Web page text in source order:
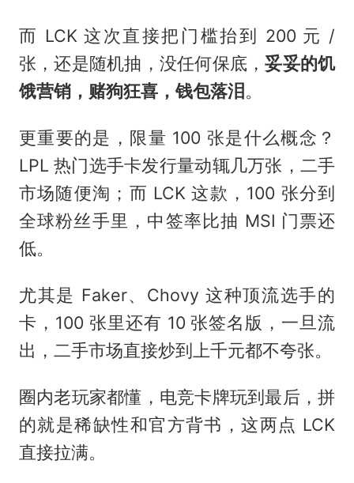
而 LCK 这次直接把门槛抬到 200 元 /
张，还是随机抽，没任何保底，妥妥的饥
饿营销，赌狗狂喜，钱包落泪。
更重要的是，限量 100 张是什么概念？
LPL 热门选手卡发行量动辄几万张，二手
市场随便淘；而 LCK 这款，100 张分到
全球粉丝手里，中签率比抽 MSI 门票还
低。
尤其是 Faker、Chovy 这种顶流选手的
卡，100 张里还有 10 张签名版，一旦流
出，二手市场直接炒到上千元都不夸张。
圈内老玩家都懂，电竞卡牌玩到最后，拼
的就是稀缺性和官方背书，这两点 LCK
直接拉满。